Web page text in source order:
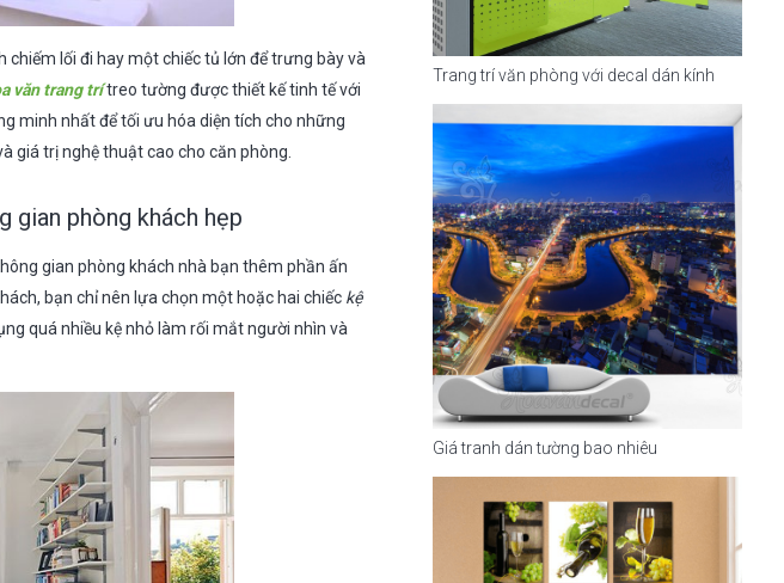
lối đi hay một chiếc tủ lớn để trưng bày và
văn trang trítreo tường được thiết kế tinh tế với
minh nhất để tối ưu hóa diện tích cho những
giá trị nghệ thuật cao cho căn phòng.
gian phòng khách hẹp
gian phòng khách nhà bạn thêm phần ấn
bạn chỉ nên lựa chọn một hoặc hai chiếc kệ
quá nhiều kệ nhỏ làm rối mắt người nhìn và
Trang trí văn phòng với decal dán kính
Giá tranh dán tường bao nhiêu